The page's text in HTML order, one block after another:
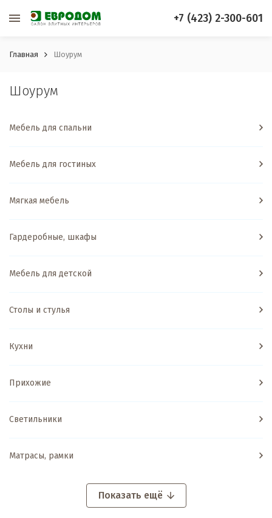
+7 (423) 2-300-601
Главная Шоурум
Шоурум
Мебель для спальни
Мебель для гостиных
Мягкая мебель
Гардеробные, шкафы
Мебель для детской
Столы и стулья
Кухни
Прихожие
Светильники
Матрасы, рамки
Показать ещё